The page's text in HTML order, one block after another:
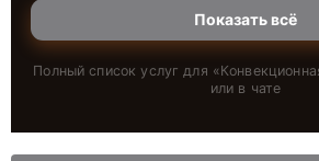
Показать всё
Полный список услуг для «
или в чате